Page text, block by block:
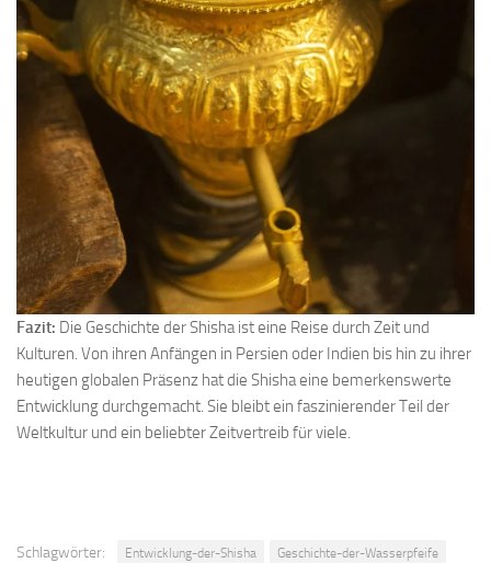
Fazit: Die Geschichte der Shisha ist eine Reise durch Zeit und
Kulturen. Von ihren Anfängen in Persien oder Indien bis hin zu ihrer
heutigen globalen Präsenz hat die Shisha eine bemerkenswerte
Entwicklung durchgemacht. Sie bleibt ein faszinierender Teil der
Weltkultur und ein beliebter Zeitvertreib für viele.
Schlagwörter: Entwicklung-der-Shisha
Geschichte-der-Wasserpfeife